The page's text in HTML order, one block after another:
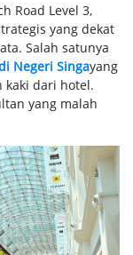
Road Level 3,
yang dekat
Salah satunya
Negeri Singayang
kaki dari hotel.
yang malah